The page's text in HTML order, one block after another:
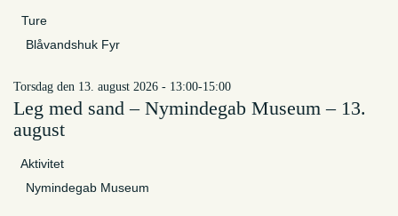
Ture
Blåvandshuk Fyr
torsdag den 13. august 2026 - 13:00-15:00
Leg med sand – Nymindegab Museum – 13.
august
Aktivitet
Nymindegab Museum